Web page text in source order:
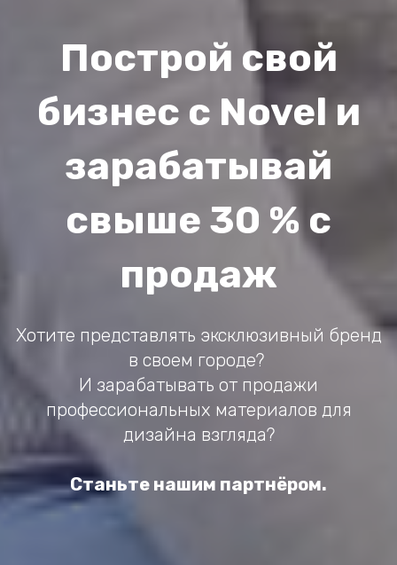
Построй свой
бизнес с Novel и
зарабатывай
свыше 30 % с
продаж
Хотите представлять эксклюзивный бренд
в своем городе?
И зарабатывать от продажи
профессиональных материалов для
дизайна взгляда?
Станьте нашим партнёром.